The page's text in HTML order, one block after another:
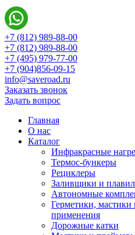
+7 (812) 989-88-00
+7 (812) 989-88-00
+7 (495) 979-77-00
+7 (904)856-09-15
info@saveroad.ru
Заказать звонок
Задать вопрос
Главная
О нас
Каталог
Инфракрасные
Термос-бункеры
Рециклеры
Заливщики и
Автономные
Герметики, мастики
применения
Дорожные катки